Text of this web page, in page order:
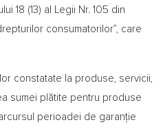
18 (13) al Legii Nr. 105 din
consumatorilor”, care
constatate la produse, servicii,
sumei plătite pentru produse
perioadei de garanție